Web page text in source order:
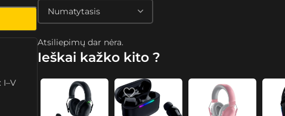
I–V
Atsiliepimų dar nėra.
Ieškai kažko kito ?